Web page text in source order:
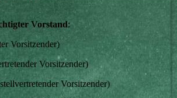
Vorstand:
Vorsitzender)
Vorsitzender)
Vorsitzender)